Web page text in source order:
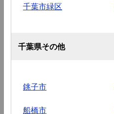
千葉市緑区
千葉県その他
銚子市
船橋市